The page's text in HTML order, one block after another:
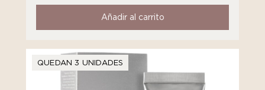
Añadir al carrito
QUEDAN 3 UNIDADES